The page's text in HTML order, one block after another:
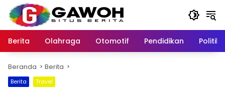
Langsung
konten
Berita
Olahraga Otomotif Pendidikan Politik
Beranda Berita
Berita Travel